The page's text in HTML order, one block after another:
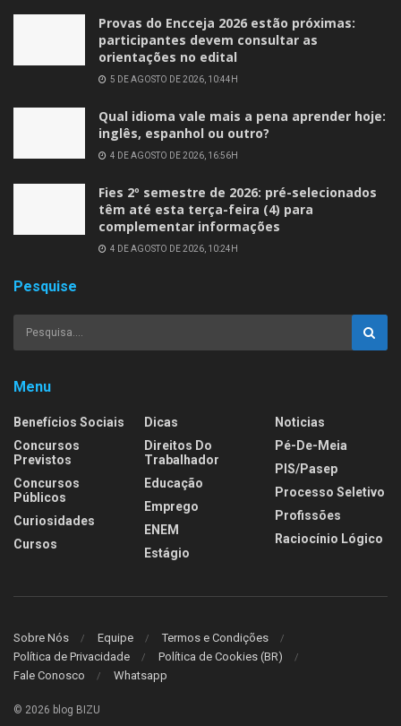
Provas do Encceja 2026 estão próximas:
participantes devem consultar as
orientações no edital
5 DE AGOSTO DE 2026, 10:44H
Qual idioma vale mais a pena aprender hoje:
inglês, espanhol ou outro?
4 DE AGOSTO DE 2026, 16:56H
Fies 2º semestre de 2026: pré-selecionados
têm até esta terça-feira (4) para
complementar informações
4 DE AGOSTO DE 2026, 10:24H
Pesquise
Menu
Benefícios Sociais
Concursos
Previstos
Concursos
Públicos
Curiosidades
Cursos
Dicas
Direitos Do
Trabalhador
Educação
Emprego
ENEM
Estágio
Noticias
Pé-De-Meia
PIS/Pasep
Processo Seletivo
Profissões
Raciocínio Lógico
Sobre Nós Equipe
Termos e Condições
Política de Privacidade
Política de Cookies (BR)
Fale Conosco
Whatsapp
© 2026 blog BIZU